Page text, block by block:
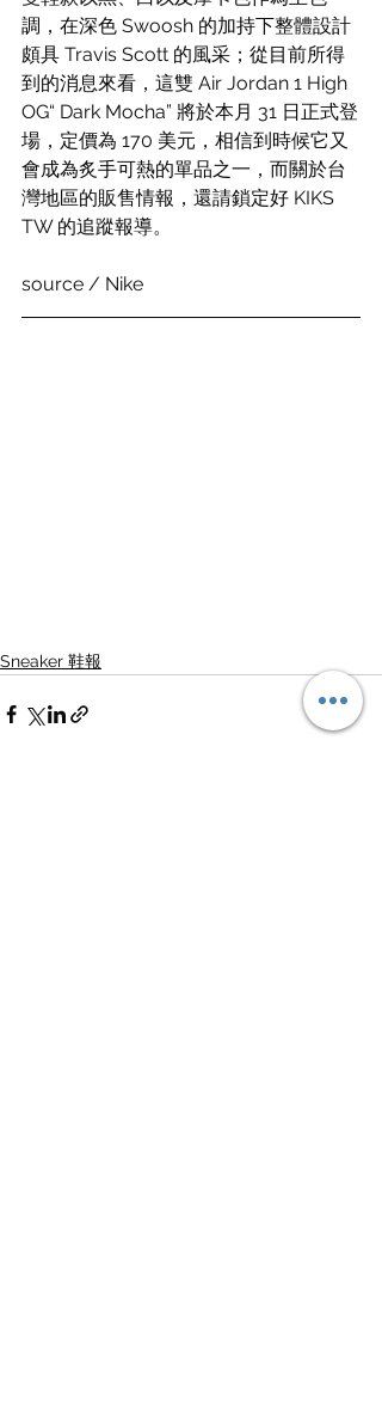
調，在深色 Swoosh 的加持下整體設計
頗具 Travis Scott 的風采；從目前所得
到的消息來看，這雙 Air Jordan 1 High
OG“ Dark Mocha” 將於本月 31 日正式登
場，定價為 170 美元，相信到時候它又
會成為炙手可熱的單品之一，而關於台
灣地區的販售情報，還請鎖定好 KIKS
TW 的追蹤報導。
source / Nike
Sneaker 鞋報